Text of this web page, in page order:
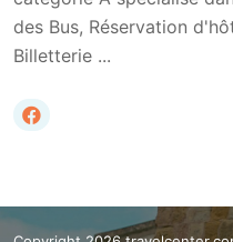
des Bus, Réservation
Billetterie ...